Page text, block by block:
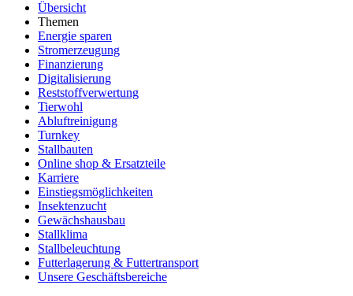
Übersicht
Themen
Energie sparen
Stromerzeugung
Finanzierung
Digitalisierung
Reststoffverwertung
Tierwohl
Abluftreinigung
Turnkey
Stallbauten
Online shop & Ersatzteile
Karriere
Einstiegsmöglichkeiten
Insektenzucht
Gewächshausbau
Stallklima
Stallbeleuchtung
Futterlagerung & Futtertransport
Unsere Geschäftsbereiche